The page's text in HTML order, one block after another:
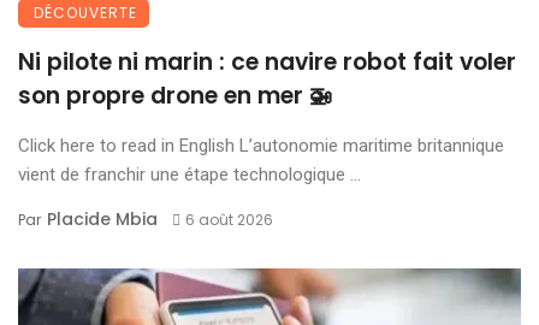
DÉCOUVERTE
Ni pilote ni marin : ce navire robot fait voler
son propre drone en mer 🚁
Click here to read in English L’autonomie maritime britannique
vient de franchir une étape technologique ...
Par Placide Mbia 6 août 2026